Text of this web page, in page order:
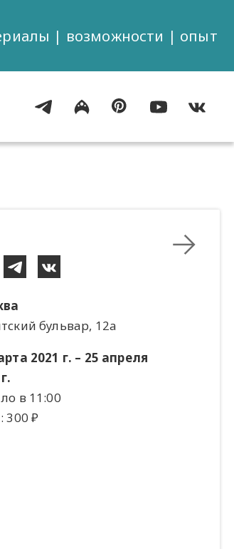
| возможности | опыт
бульвар, 12a
2021 г. – 25 апреля
в 11:00
300 ​₽​